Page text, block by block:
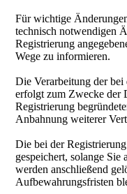
Für wichtige
technisch notwendigen
Registrierung
Wege zu informieren.
Die Verarbeitung der bei
erfolgt zum Zwecke der
Registrierung
Anbahnung weiterer
Die bei der
gespeichert, solange Sie
werden anschließend
Aufbewahrungsfristen